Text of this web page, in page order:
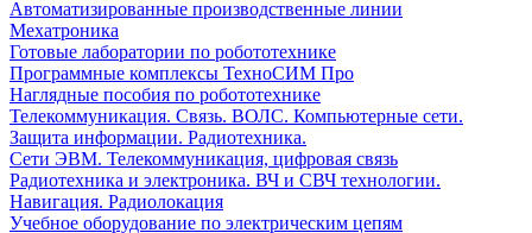
Автоматизированные производственные линии
Мехатроника
Готовые лаборатории по робототехнике
Программные комплексы ТехноСИМ Про
Наглядные пособия по робототехнике
Телекоммуникация. Связь. ВОЛС. Компьютерные сети.
Защита информации. Радиотехника.
Сети ЭВМ. Телекоммуникация, цифровая связь
Радиотехника и электроника. ВЧ и СВЧ технологии.
Навигация. Радиолокация
Учебное оборудование по электрическим цепям